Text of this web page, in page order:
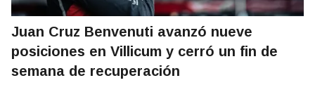
Juan Cruz Benvenuti avanzó nueve
posiciones en Villicum y cerró un fin de
semana de recuperación